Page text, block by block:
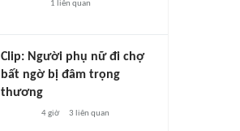
1 liên quan
Clip: Người phụ nữ đi chợ
bất ngờ bị đâm trọng
thương
4 giờ 3 liên quan